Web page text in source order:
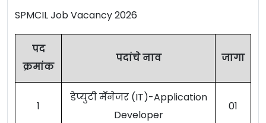
SPMCIL Job Vacancy 2026
पद
क्रमांक
पदांचे नाव जागा
1
डेप्युटी मॅनेजर (IT)-Application
Developer
01